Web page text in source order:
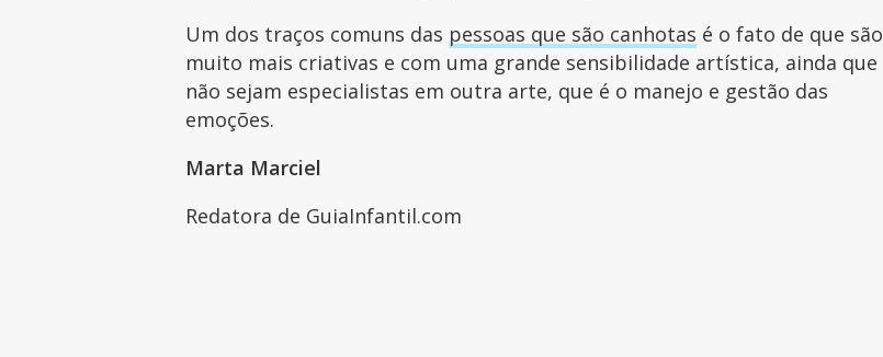
Um dos traços comuns das pessoas que são canhotas é o fato de que são
muito mais criativas e com uma grande sensibilidade artística, ainda que
não sejam especialistas em outra arte, que é o manejo e gestão das
emoções.
Marta Marciel
Redatora de GuiaInfantil.com